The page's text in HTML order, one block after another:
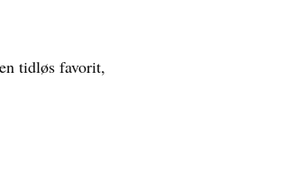
tidløs favorit,